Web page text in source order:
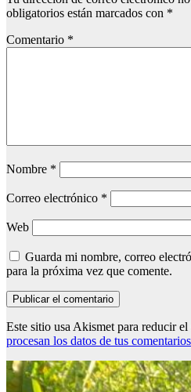
obligatorios están marcados con *
Comentario *
Nombre *
Correo electrónico *
Web
Guarda mi nombre, correo
para la próxima vez que comente.
Este sitio usa Akismet para reducir el
procesan los datos de tus